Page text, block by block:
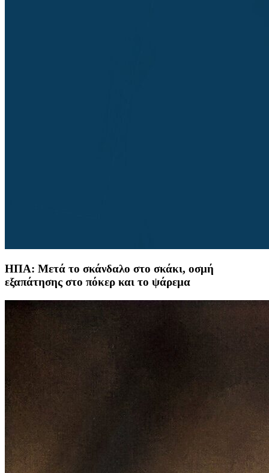
ΗΠΑ: Μετά το σκάνδαλο στο σκάκι, οσμή
εξαπάτησης στο πόκερ και το ψάρεμα